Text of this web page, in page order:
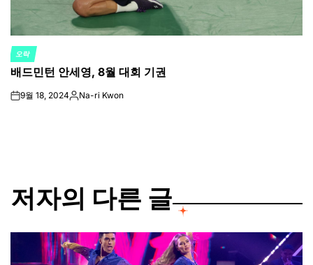
POSTED
IN
오락
배드민턴 안세영, 8월 대회 기권
on9월 18, 2024Posted
Na-ri Kwon
저자의 다른 글